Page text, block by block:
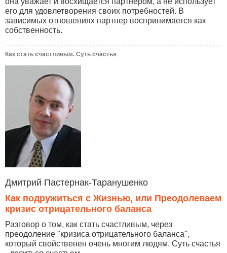
его для удовлетворения своих потребностей. В
зависимых отношениях партнер воспринимается как
собственность.
Как стать счастливым. Суть счастья
Дмитрий Пастернак-Таранушенко
Как подружиться с Жизнью, или Преодолеваем
кризис отрицательного баланса
Разговор о том, как стать счастливым, через
преодоление "кризиса отрицательного баланса",
который свойственен очень многим людям. Суть счастья